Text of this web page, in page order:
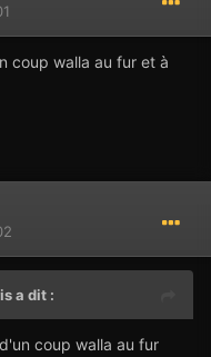
coup walla au fur et à
a dit :
coup walla au fur